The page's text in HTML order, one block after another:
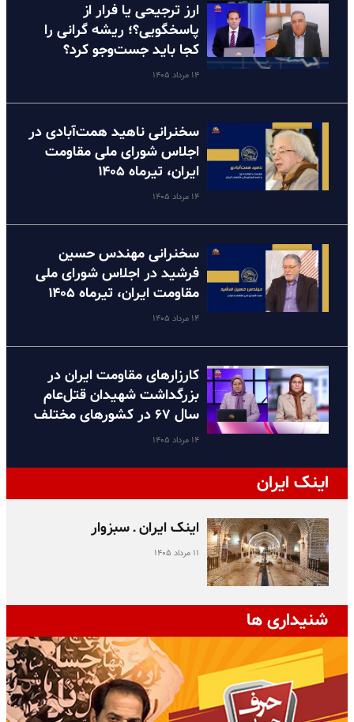
ارز ترجیحی یا فرار از
پاسخگویی؟؛ ریشه گرانی را
کجا باید جست‌وجو کرد؟
۱۴ مرداد ۱۴۰۵
سخنرانی ناهید همت‌آبادی در
اجلاس شورای ملی مقاومت
ایران، تیرماه ۱۴۰۵
۱۴ مرداد ۱۴۰۵
سخنرانی مهندس حسین
فرشید در اجلاس شورای ملی
مقاومت ایران، تیرماه ۱۴۰۵
۱۴ مرداد ۱۴۰۵
کارزارهای مقاومت ایران در
بزرگداشت شهیدان قتل‌عام
سال ۶۷ در کشورهای مختلف
۱۴ مرداد ۱۴۰۵
اینک ایران
اینک ایران ـ سبزوار
۱۱ مرداد ۱۴۰۵
شنیداری ها